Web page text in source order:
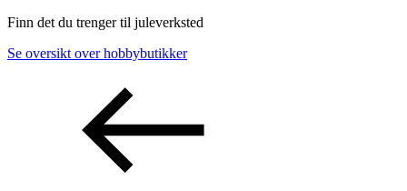
Finn det du trenger til juleverksted
Se oversikt over hobbybutikker